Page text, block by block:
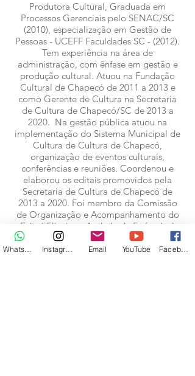
Produtora Cultural, Graduada em
Processos Gerenciais pelo SENAC/SC
(2010), especialização em Gestão de
Pessoas - UCEFF Faculdades SC - (2012).
Tem experiência na área de
administração, com ênfase em gestão e
produção cultural. Atuou na Fundação
Cultural de Chapecó de 2011 a 2013 e
como Gerente de Cultura na Secretaria
de Cultura de Chapecó/SC de 2013 a
2020. Na gestão pública atuou na
implementação do Sistema Municipal de
Cultura de Cultura de Chapecó,
organização de eventos culturais,
conferências e reuniões. Coordenou e
elaborou os editais promovidos pela
Secretaria de Cultura de Chapecó de
2013 a 2020. Foi membro da Comissão
de Organização e Acompanhamento do
Edital Elisabete Anderle de Estímulo à
Cultura no ano 2017. Atuou como
Conselheira Municipal de Cultura de
Email YouTube